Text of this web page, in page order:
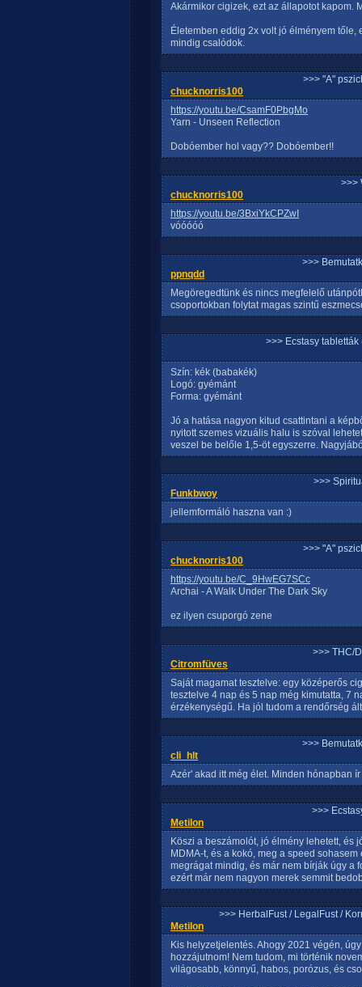
Akármikor cigizek, ezt az állapotot kapom.
Életemben eddig 2x volt jó élményem
mindig csalódok.
>>> "A"
chucknorris100
https://youtu.be/CsamF0PbgMo
Yarn - Unseen Reflection
Dobóember hol vagy?? Dobóember!!
>>>
chucknorris100
https://youtu.be/3BxiYkCPZwI
vóóóóó
>>>
ppnqdd
Megöregedtünk és nincs megfelelő
csoportokban folytat magas szintű
>>> Ecstasy tabletták
Szín: kék (babakék)
Logó: gyémánt
Forma: gyémánt
Jó a hatása nagyon kitud csattintani a
nyitott szemes vizuális halu is szóval
veszel be belőle 1,5-öt egyszerre.
>>>
Funkbwoy
jellemformáló haszna van :)
>>> "A"
chucknorris100
https://youtu.be/C_9HwEG7SCc
Archai - A Walk Under The Dark Sky
ez ilyen csuporgó zene
>>> THC/
Citromfüves
Saját magamat tesztelve: egy középerős
tesztelve 4 nap és 5 nap még kimutatta, 7
érzékenységű. Ha jól tudom a rendőrség
>>>
cli_hlt
Azér' akad itt még élet. Minden hónapban
>>>
Metilon
Köszi a beszámolót, jó élmény lehetett, és
MDMA-t, és a kokó, meg a speed
megrágat mindig, és már nem bírják úgy a
ezért már nem nagyon merek semmit
>>> HerbalFust / LegalFust /
Metilon
Kis helyzetjelentés. Ahogy 2021 végén,
hozzájutnom! Nem tudom, mi történik
világosabb, könnyű, habos, porózus, és